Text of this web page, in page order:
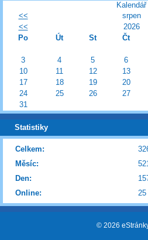
Kalendář
<<
srpen
<<
2026
Po
Út St Čt
3
4 5 6
10
11 12 13
17
18 19 20
24
25 26 27
31
Statistiky
Online: 25
Celkem:
Měsíc:
Den:
© 2026